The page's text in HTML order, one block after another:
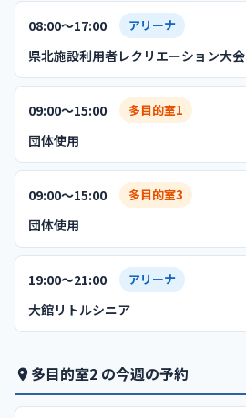
08:00〜17:00 アリーナ
県北施設利用者レクリエーション大会
09:00〜15:00 多目的室1
団体使用
09:00〜15:00 多目的室3
団体使用
19:00〜21:00 アリーナ
大館リトルシニア
多目的室2 の今週の予約